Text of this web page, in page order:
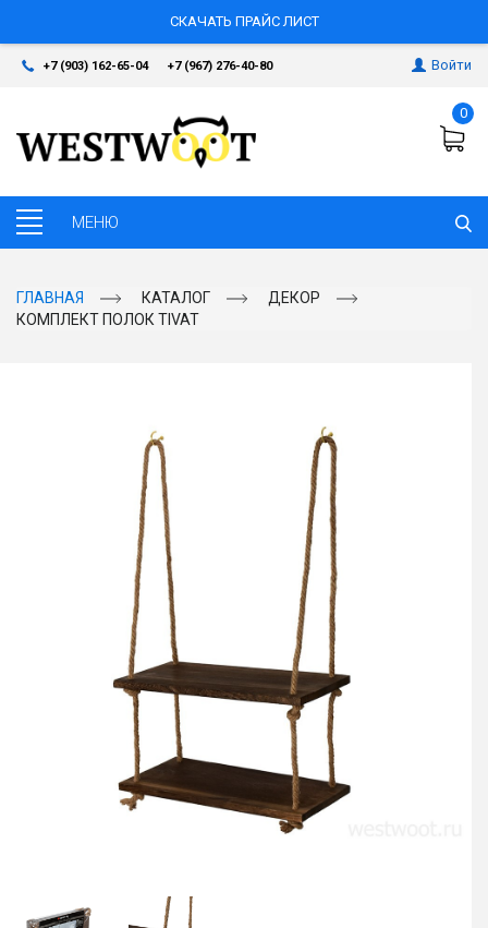
СКАЧАТЬ ПРАЙС ЛИСТ
+7 (903) 162-65-04 +7 (967) 276-40-80 Войти
0
ГЛАВНАЯ КАТАЛОГ
ДЕКОР
КОМПЛЕКТ ПОЛОК TIVAT